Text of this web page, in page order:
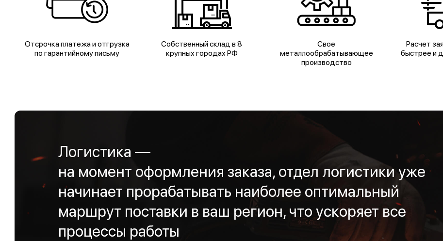
Отсрочка платежа и отгрузка
по гарантийному письму
Собственный склад в 8
крупных городах РФ
Свое
металлообрабатывающее
производство
Расчет
быстрее и
Логистика —
на момент оформления заказа, отдел логистики уже
начинает прорабатывать наиболее оптимальный
маршрут поставки в ваш регион, что ускоряет все
процессы работы